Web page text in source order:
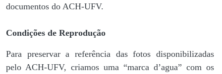
documentos do ACH-UFV.
Condições de Reprodução
Para preservar a referência das fotos disponibilizadas
pelo ACH-UFV, criamos uma “marca d’agua” com os